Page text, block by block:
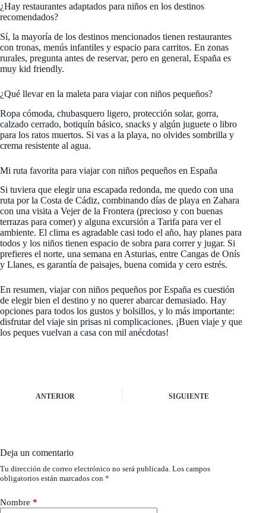
¿Hay restaurantes adaptados para niños en los destinos
recomendados?
Sí, la mayoría de los destinos mencionados tienen restaurantes
con tronas, menús infantiles y espacio para carritos. En zonas
rurales, pregunta antes de reservar, pero en general, España es
muy kid friendly.
¿Qué llevar en la maleta para viajar con niños pequeños?
Ropa cómoda, chubasquero ligero, protección solar, gorra,
calzado cerrado, botiquín básico, snacks y algún juguete o libro
para los ratos muertos. Si vas a la playa, no olvides sombrilla y
crema resistente al agua.
Mi ruta favorita para viajar con niños pequeños en España
Si tuviera que elegir una escapada redonda, me quedo con una
ruta por la Costa de Cádiz, combinando días de playa en Zahara
con una visita a Vejer de la Frontera (precioso y con buenas
terrazas para comer) y alguna excursión a Tarifa para ver el
ambiente. El clima es agradable casi todo el año, hay planes para
todos y los niños tienen espacio de sobra para correr y jugar. Si
prefieres el norte, una semana en Asturias, entre Cangas de Onís
y Llanes, es garantía de paisajes, buena comida y cero estrés.
En resumen, viajar con niños pequeños por España es cuestión
de elegir bien el destino y no querer abarcar demasiado. Hay
opciones para todos los gustos y bolsillos, y lo más importante:
disfrutar del viaje sin prisas ni complicaciones. ¡Buen viaje y que
los peques vuelvan a casa con mil anécdotas!
ANTERIOR SIGUIENTE
Deja un comentario
Tu dirección de correo electrónico no será publicada. Los campos
obligatorios están marcados con *
Nombre *